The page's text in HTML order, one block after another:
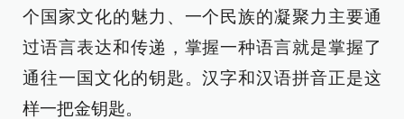
个国家文化的魅力、一个民族的凝聚力主要通
过语言表达和传递，掌握一种语言就是掌握了
通往一国文化的钥匙。汉字和汉语拼音正是这
样一把金钥匙。